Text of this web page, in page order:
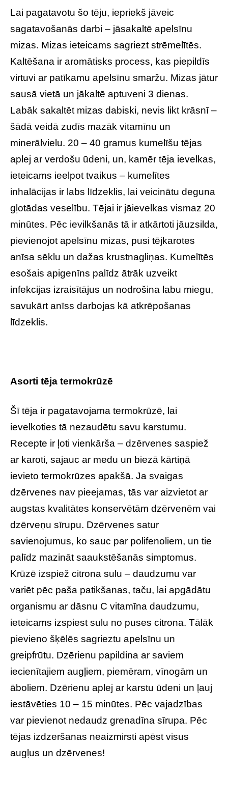
Lai pagatavotu šo tēju, iepriekš jāveic
sagatavošanās darbi – jāsakaltē apelsīnu
mizas. Mizas ieteicams sagriezt strēmelītēs.
Kaltēšana ir aromātisks process, kas piepildīs
virtuvi ar patīkamu apelsīnu smaržu. Mizas jātur
sausā vietā un jākaltē aptuveni 3 dienas.
Labāk sakaltēt mizas dabiski, nevis likt krāsnī –
šādā veidā zudīs mazāk vitamīnu un
minerālvielu. 20 – 40 gramus kumelīšu tējas
aplej ar verdošu ūdeni, un, kamēr tēja ievelkas,
ieteicams ieelpot tvaikus – kumelītes
inhalācijas ir labs līdzeklis, lai veicinātu deguna
gļotādas veselību. Tējai ir jāievelkas vismaz 20
minūtes. Pēc ievilkšanās tā ir atkārtoti jāuzsilda,
pievienojot apelsīnu mizas, pusi tējkarotes
anīsa sēklu un dažas krustnagliņas. Kumelītēs
esošais apigenīns palīdz ātrāk uzveikt
infekcijas izraisītājus un nodrošina labu miegu,
savukārt anīss darbojas kā atkrēpošanas
līdzeklis.
Asorti tēja termokrūzē
Šī tēja ir pagatavojama termokrūzē, lai
ievelkoties tā nezaudētu savu karstumu.
Recepte ir ļoti vienkārša – dzērvenes saspiež
ar karoti, sajauc ar medu un biezā kārtiņā
ievieto termokrūzes apakšā. Ja svaigas
dzērvenes nav pieejamas, tās var aizvietot ar
augstas kvalitātes konservētām dzērvenēm vai
dzērveņu sīrupu. Dzērvenes satur
savienojumus, ko sauc par polifenoliem, un tie
palīdz mazināt saaukstēšanās simptomus.
Krūzē izspiež citrona sulu – daudzumu var
variēt pēc paša patikšanas, taču, lai apgādātu
organismu ar dāsnu C vitamīna daudzumu,
ieteicams izspiest sulu no puses citrona. Tālāk
pievieno šķēlēs sagrieztu apelsīnu un
greipfrūtu. Dzērienu papildina ar saviem
iecienītajiem augļiem, piemēram, vīnogām un
āboliem. Dzērienu aplej ar karstu ūdeni un ļauj
iestāvēties 10 – 15 minūtes. Pēc vajadzības
var pievienot nedaudz grenadīna sīrupa. Pēc
tējas izdzeršanas neaizmirsti apēst visus
augļus un dzērvenes!